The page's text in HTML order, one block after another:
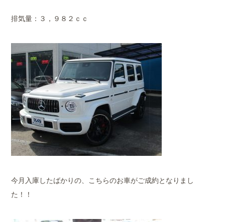
排気量：３，９８２ｃｃ
今月入庫したばかりの、こちらのお車がご成約となりまし
た！！